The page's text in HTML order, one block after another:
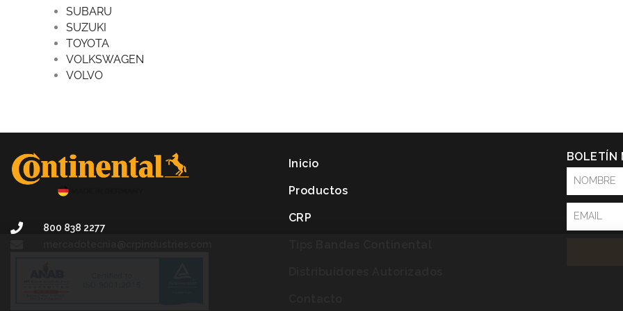
SUBARU
SUZUKI
TOYOTA
VOLKSWAGEN
VOLVO
800 838 2277
Inicio
Productos
CRP
BOLETÍN